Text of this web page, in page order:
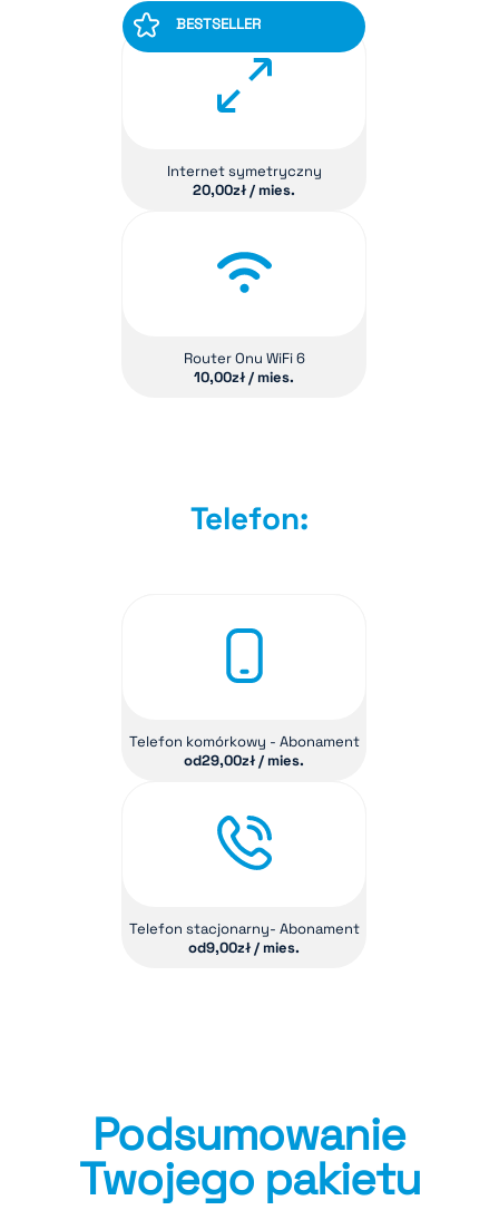
BESTSELLER
Internet symetryczny
20,00zł / mies.
Router Onu WiFi 6
10,00zł / mies.
Telefon:
Telefon komórkowy - Abonament
od29,00zł / mies.
Telefon stacjonarny- Abonament
od9,00zł / mies.
Podsumowanie
Twojego pakietu